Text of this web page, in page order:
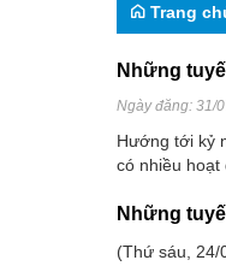
Trang
Những
Ngày đăng: 31/
Hướng tới kỷ
có nhiều hoạt
Những
(Thứ sáu, 24/